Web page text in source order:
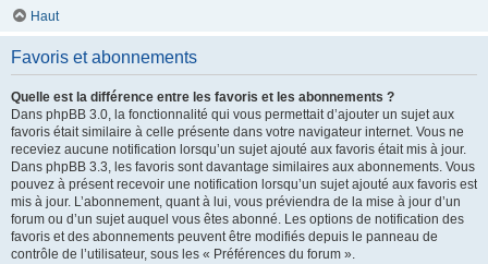
Haut
Favoris et abonnements
Quelle est la différence entre les favoris et les abonnements ?
Dans phpBB 3.0, la fonctionnalité qui vous permettait d’ajouter un sujet aux
favoris était similaire à celle présente dans votre navigateur internet. Vous ne
receviez aucune notification lorsqu’un sujet ajouté aux favoris était mis à jour.
Dans phpBB 3.3, les favoris sont davantage similaires aux abonnements. Vous
pouvez à présent recevoir une notification lorsqu’un sujet ajouté aux favoris est
mis à jour. L’abonnement, quant à lui, vous préviendra de la mise à jour d’un
forum ou d’un sujet auquel vous êtes abonné. Les options de notification des
favoris et des abonnements peuvent être modifiés depuis le panneau de
contrôle de l’utilisateur, sous les « Préférences du forum ».